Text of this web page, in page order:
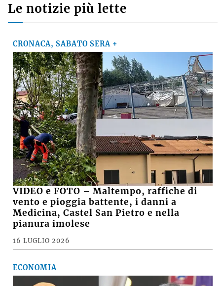
Le notizie più lette
CRONACA, SABATO SERA +
VIDEO e FOTO – Maltempo, raffiche di
vento e pioggia battente, i danni a
Medicina, Castel San Pietro e nella
pianura imolese
16 LUGLIO 2026
ECONOMIA